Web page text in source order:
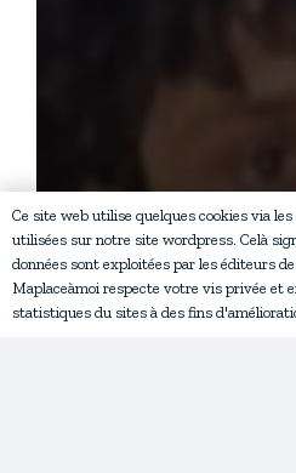
Ce site web utilise quelques cookies via
utilisées sur notre site wordpress. Celà
données sont exploitées par les éditeurs
Maplaceàmoi respecte votre vis privée et
statistiques du sites à des fins